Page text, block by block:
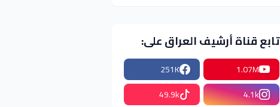
تابع قناة أرشيف العراق على:
1.07M
251K
4.1k
49.9k